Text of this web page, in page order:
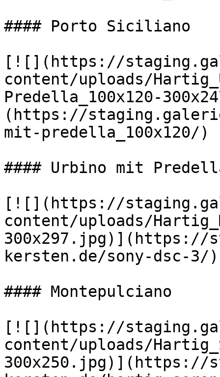
#### Porto Siciliano
[![](https://
content/uploads/
Predella_100x120-
(https://
mit-predella_100x120/)
#### Urbino mit
[![](https://
content/uploads/
300x297.jpg)](https://
kersten.de/sony-dsc-3/)
#### Montepulciano
[![](https://
content/uploads/
300x250.jpg)](https://